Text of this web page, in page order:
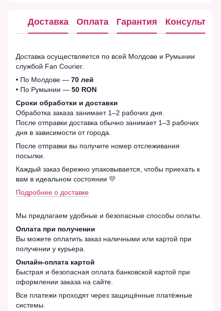
Доставка Оплата Гарантия
Доставка осуществляется по всей Молдове и Румынии
службой Fan Courier.
• По Молдове — 70 лей
• По Румынии — 50 RON
Сроки обработки и доставки
Обработка заказа занимает 1–2 рабочих дня.
После отправки доставка обычно занимает 1–3 рабочих
дня в зависимости от города.
После отправки вы получите номер отслеживания
посылки.
Каждый заказ бережно упаковывается, чтобы приехать к
вам в идеальном состоянии 💛
Подробнее о доставке
Мы предлагаем удобные и безопасные способы оплаты.
Оплата при получении
Вы можете оплатить заказ наличными или картой при
получении у курьера.
Онлайн-оплата картой
Быстрая и безопасная оплата банковской картой при
оформлении заказа на сайте.
Все платежи проходят через защищённые платёжные
системы.